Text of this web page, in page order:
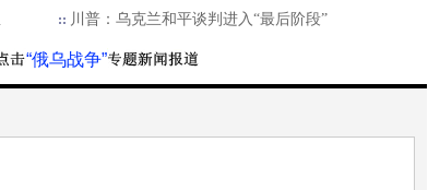
川普：乌克兰和平谈判进入“最后阶段”
“俄乌战争”